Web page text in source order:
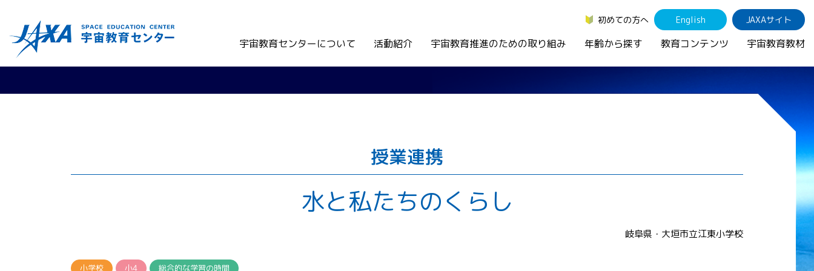
初めての方へ English JAXAサイト
宇宙教育センターについて 活動紹介 宇宙教育推進のための取り組み 年齢から探す 教育コンテンツ 宇宙教育教材
授業連携
水と私たちのくらし
岐阜県・大垣市立江東小学校
小学校 小4 総合的な学習の時間